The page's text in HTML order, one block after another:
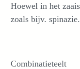
Hoewel in het
zoals bijv. spinazie.
Combinatieteelt